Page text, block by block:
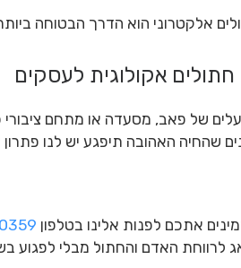
אלקטרוני הוא הדרך הבטוחה
אקולוגית לעסקים
של פאב, מסעדה או מתחם ציבורי
שהחיה האהובה תיפגע יש לנו
אתכם לפנות אלינו בטלפון
לרווחת האדם והחתול מבלי לפגוע